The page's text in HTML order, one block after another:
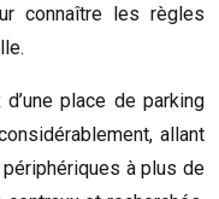
connaître les règles
place de parking
allant
à plus de